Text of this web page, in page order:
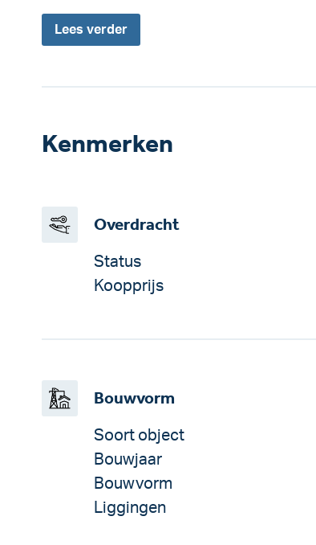
Lees verder
Kenmerken
Overdracht
Status
Koopprijs
Bouwvorm
Soort object
Bouwjaar
Bouwvorm
Liggingen